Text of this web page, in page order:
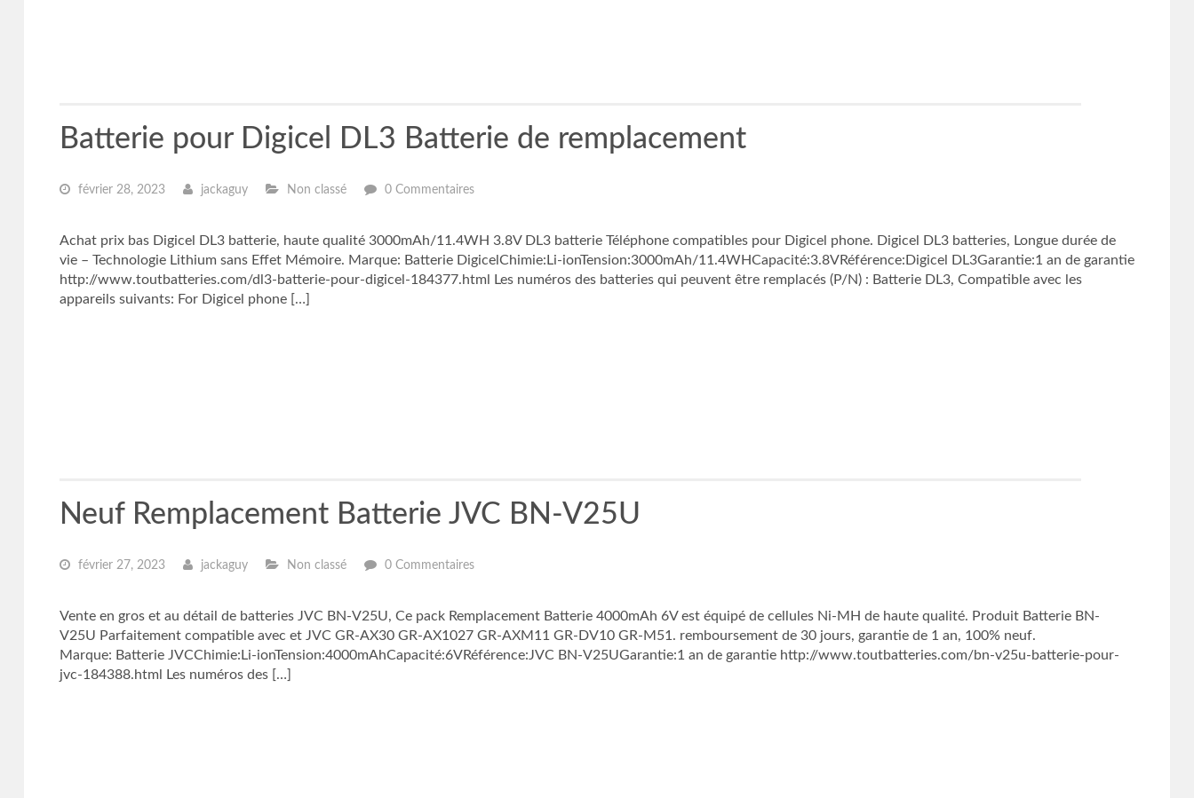
Batterie pour Digicel DL3 Batterie de remplacement
février 28, 2023 jackaguy Non classé 0 Commentaires
Achat prix bas Digicel DL3 batterie, haute qualité 3000mAh/11.4WH 3.8V DL3 batterie Téléphone compatibles pour Digicel phone. Digicel DL3 batteries, Longue durée de
vie – Technologie Lithium sans Effet Mémoire. Marque: Batterie DigicelChimie:Li-ionTension:3000mAh/11.4WHCapacité:3.8VRéférence:Digicel DL3Garantie:1 an de garantie
http://www.toutbatteries.com/dl3-batterie-pour-digicel-184377.html Les numéros des batteries qui peuvent être remplacés (P/N) : Batterie DL3, Compatible avec les
appareils suivants: For Digicel phone […]
Neuf Remplacement Batterie JVC BN-V25U
février 27, 2023 jackaguy Non classé 0 Commentaires
Vente en gros et au détail de batteries JVC BN-V25U, Ce pack Remplacement Batterie 4000mAh 6V est équipé de cellules Ni-MH de haute qualité. Produit Batterie BN-
V25U Parfaitement compatible avec et JVC GR-AX30 GR-AX1027 GR-AXM11 GR-DV10 GR-M51. remboursement de 30 jours, garantie de 1 an, 100% neuf.
Marque: Batterie JVCChimie:Li-ionTension:4000mAhCapacité:6VRéférence:JVC BN-V25UGarantie:1 an de garantie http://www.toutbatteries.com/bn-v25u-batterie-pour-
jvc-184388.html Les numéros des […]